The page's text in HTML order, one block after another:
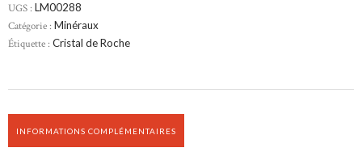
UGS : LM00288
Catégorie : Minéraux
Étiquette : Cristal de Roche
INFORMATIONS COMPLÉMENTAIRES